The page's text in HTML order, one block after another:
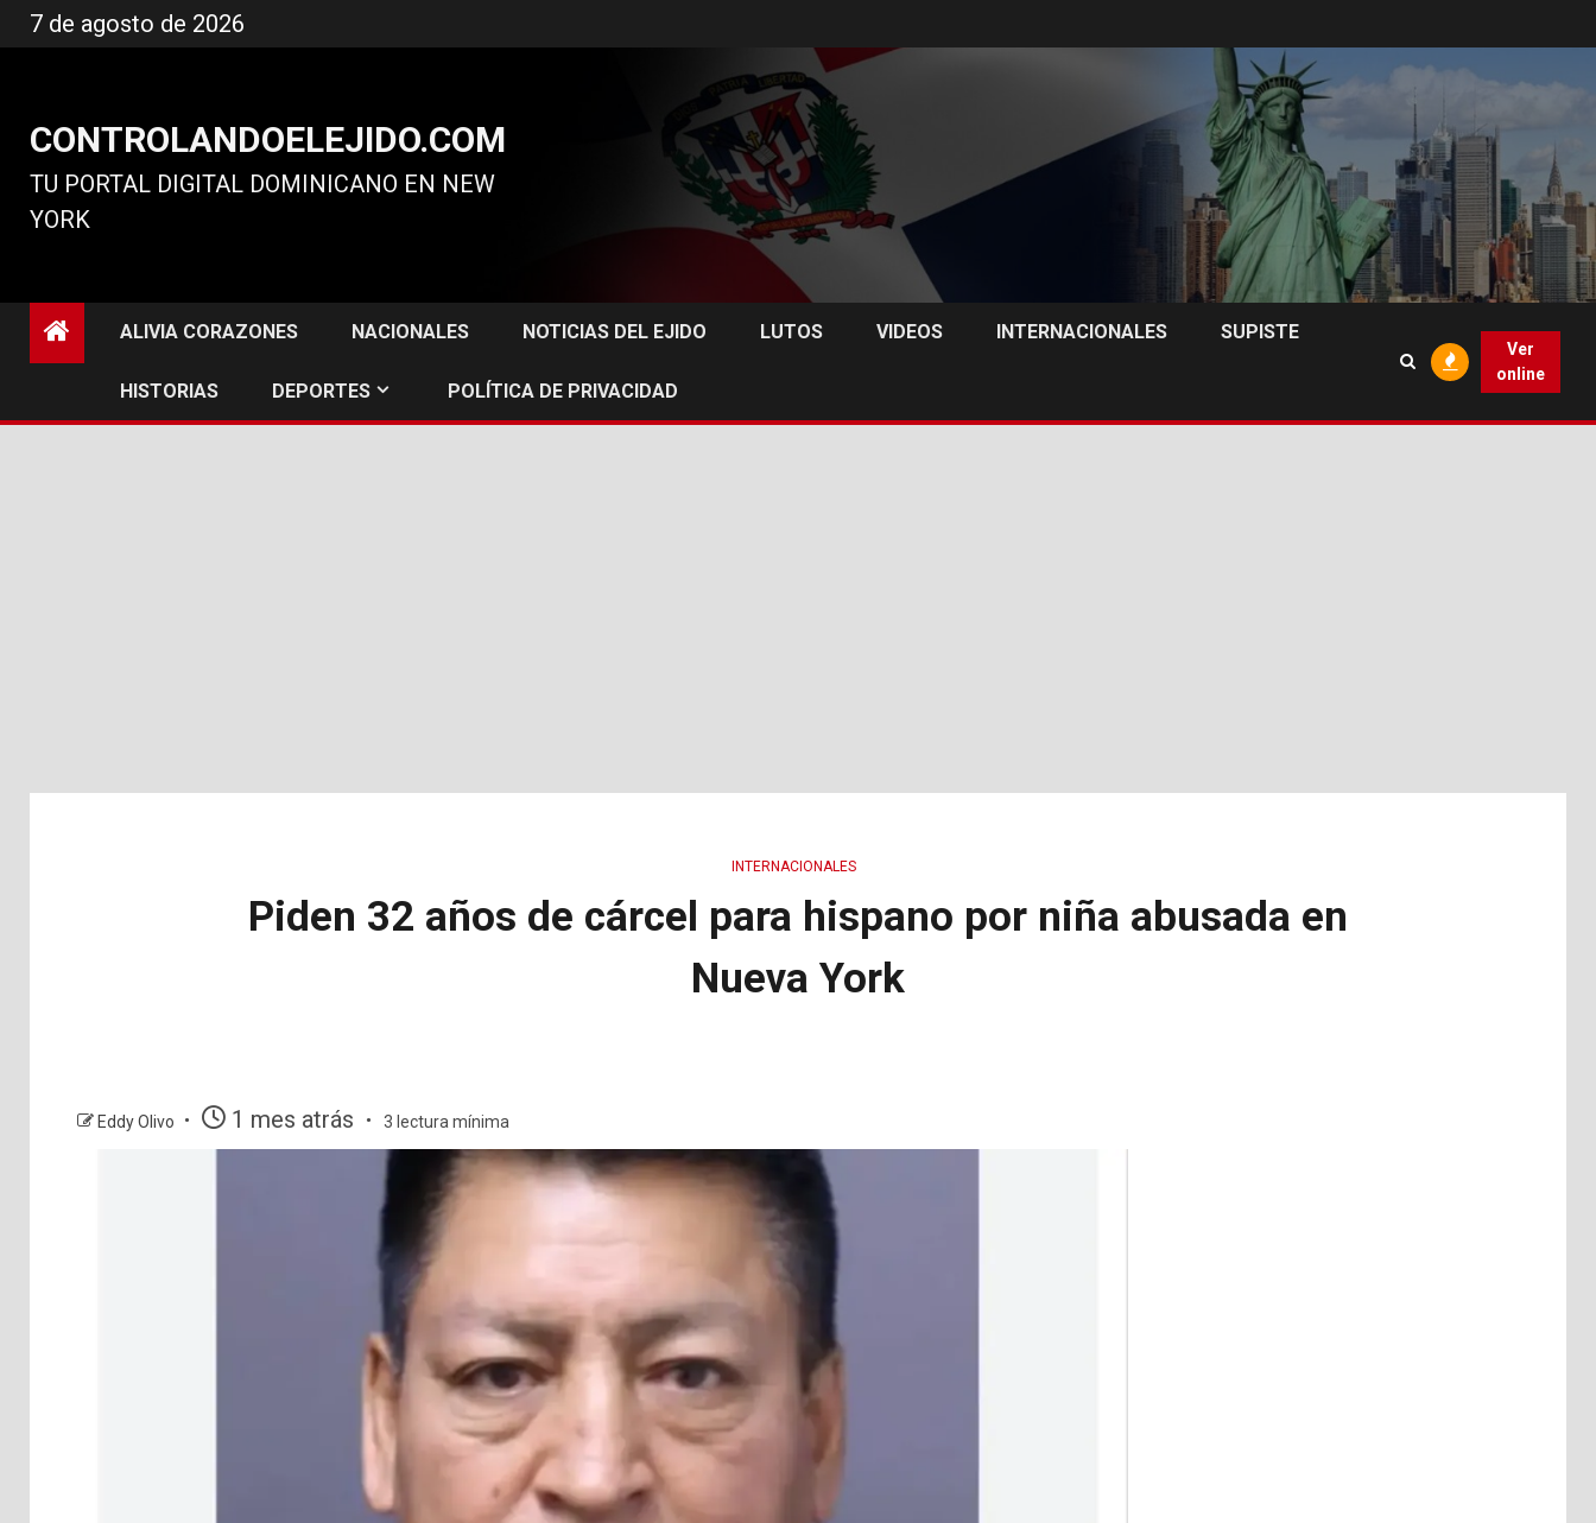
al
7 de agosto de 2026
CONTROLANDOELEJIDO.COM
TU PORTAL DIGITAL DOMINICANO EN NEW
YORK
ALIVIA CORAZONES NACIONALES NOTICIAS DEL EJIDO LUTOS VIDEOS INTERNACIONALES SUPISTE
HISTORIAS DEPORTES POLÍTICA DE PRIVACIDAD
Ver
online
INTERNACIONALES
Piden 32 años de cárcel para hispano por niña abusada en
Nueva York
Eddy Olivo 1 mes atrás 3 lectura mínima